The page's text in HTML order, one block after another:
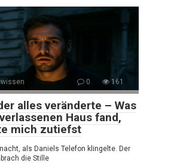
0 161
alles veränderte – Was
Haus fand,
mich zutiefst
als Daniels Telefon klingelte. Der
die Stille